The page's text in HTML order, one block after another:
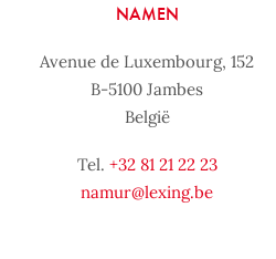
NAMEN
Avenue de Luxembourg, 152
B-5100 Jambes
België
Tel. +32 81 21 22 23
namur@lexing.be